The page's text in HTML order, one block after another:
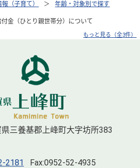
（子育て）
年齢・対象別で探す
金（ひとり親世帯分）について
もっと見る（全3件）
三養基郡上峰町大字坊所383
2181 Fax:0952-52-4935